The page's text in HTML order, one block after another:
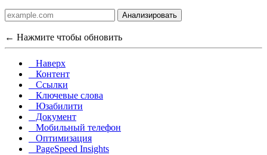
Анализировать
← Нажмите чтобы обновить
Наверх
Контент
Ссылки
Ключевые слова
Юзабилити
Документ
Мобильный телефон
Оптимизация
PageSpeed Insights